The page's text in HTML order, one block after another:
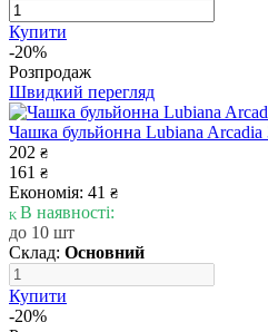
Купити
-20%
Розпродаж
Швидкий перегляд
Чашка бульйонна Lubiana
202 ₴
161 ₴
Економія: 41 ₴
В наявності:
до 10 шт
Склад: Основний
Купити
-20%